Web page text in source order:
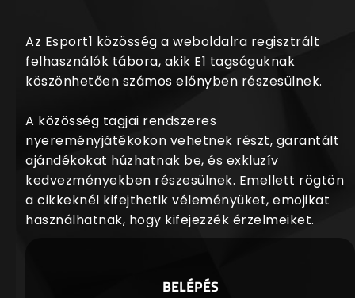
Az Esport1 közösség a weboldalra regisztrált
felhasználók tábora, akik E1 tagságuknak
köszönhetően számos előnyben részesülnek.
A közösség tagjai rendszeres
nyereményjátékokon vehetnek részt, garantált
ajándékokat húzhatnak be, és exkluzív
kedvezményekben részesülnek. Emellett rögtön
a cikkeknél kifejthetik véleményüket, emojikat
használhatnak, hogy kifejezzék érzelmeiket.
BELÉPÉS